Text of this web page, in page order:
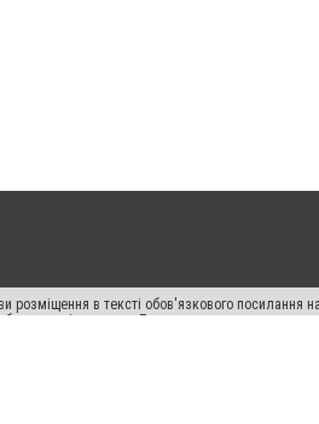
в тексті обов'язкового
в якості джерела. Порушення виняткових